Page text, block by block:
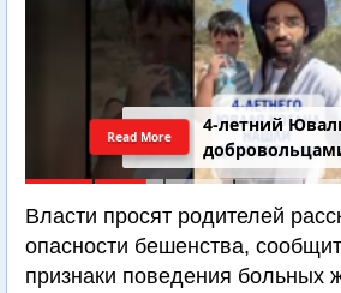
4-летний
Read More
Власти просят родителей
опасности бешенства,
признаки поведения больных